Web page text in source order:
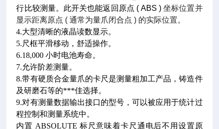
行比较测量。此开关也能返回原点 ( ABS )坐标位置并
显示距离原点 ( 通常为量爪闭合点 ) 的实际位置。
4.大型清晰的液晶读数显示。
5.尺框平滑移动，舒适操作。
6.18,000小时电池寿命。
7.允许阶差测量。
8.带有硬质合金量爪的卡尺是测量粗加工产品，铸造件
及研磨石等的***佳选择。
9.对有测量数据输出接口的型号，可以被应用于统计过
程控制和测量系统中。
内置 ABSOLUTE 标尺意味着卡尺通电后不用设置原